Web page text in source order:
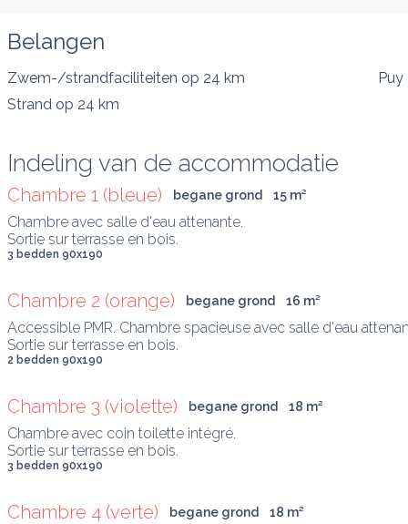
Belangen
Zwem-/strandfaciliteiten op 24 km
Puy
Strand op 24 km
Indeling van de accommodatie
Chambre 1 (bleue) begane grond 15 m²
Chambre avec salle d'eau attenante.
Sortie sur terrasse en bois.
3 bedden 90x190
Chambre 2 (orange) begane grond 16 m²
Accessible PMR. Chambre spacieuse avec salle d'eau
Sortie sur terrasse en bois.
2 bedden 90x190
Chambre 3 (violette) begane grond 18 m²
Chambre avec coin toilette intégré.
Sortie sur terrasse en bois.
3 bedden 90x190
Chambre 4 (verte) begane grond 18 m²